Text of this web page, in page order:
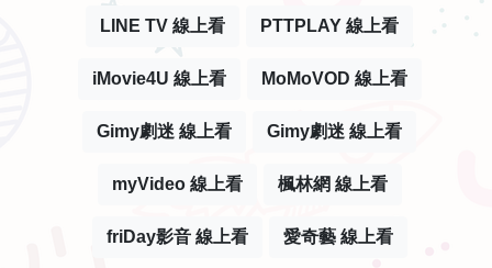
LINE TV 線上看 PTTPLAY 線上看
iMovie4U 線上看 MoMoVOD 線上看
Gimy劇迷 線上看 Gimy劇迷 線上看
myVideo 線上看 楓林網 線上看
friDay影音 線上看 愛奇藝 線上看